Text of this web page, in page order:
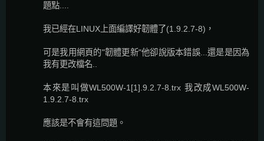
題點....
我已經在LINUX上面編譯好韌體了(1.9.2.7-8)，
可是我用網頁的"韌體更新"他卻說版本錯誤...還是是因為
我有更改檔名..
本來是叫做WL500W-1[1].9.2.7-8.trx 我改成WL500W-
1.9.2.7-8.trx
應該是不會有這問題。